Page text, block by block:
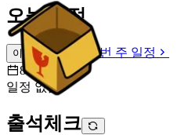
오늘 일정
이번 주 일정
이번 주 일정
8월 8일 [토]
일정 없음
출석체크